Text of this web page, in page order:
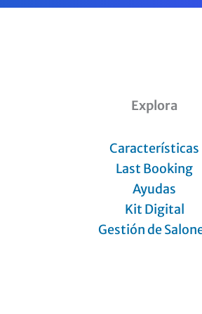
Explora
Características
Last Booking
Ayudas
Kit Digital
Gestión de